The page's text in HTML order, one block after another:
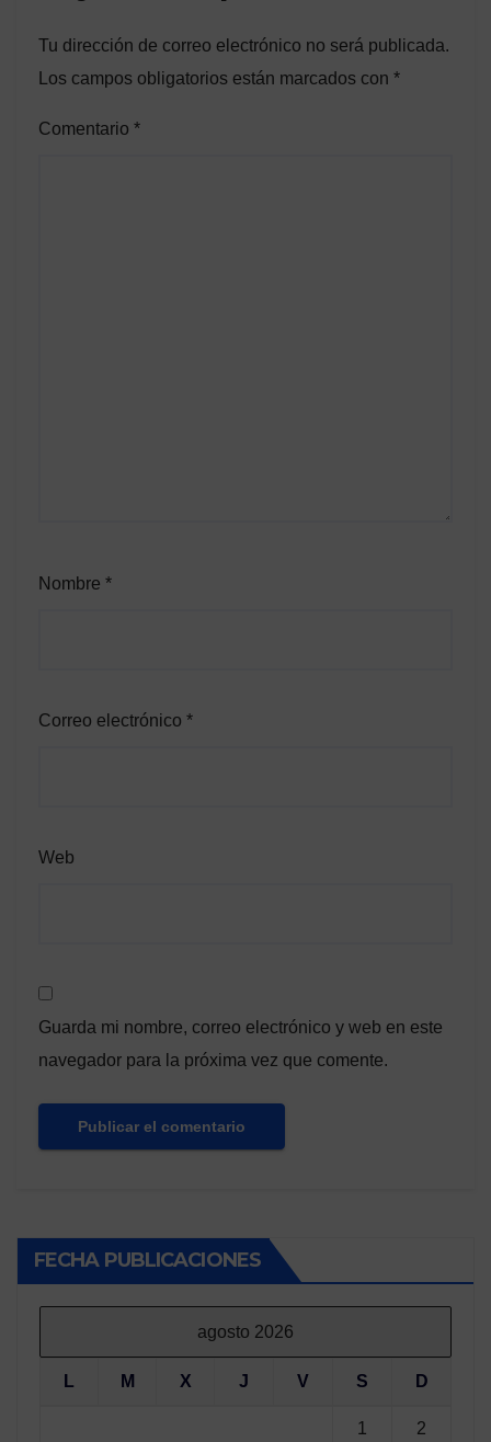
Tu dirección de correo electrónico no será publicada.
Los campos obligatorios están marcados con *
Comentario *
Nombre *
Correo electrónico *
Web
Guarda mi nombre, correo electrónico y web en este
navegador para la próxima vez que comente.
FECHA PUBLICACIONES
agosto 2026
L M X J V S D
1 2